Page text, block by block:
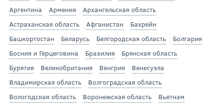
Аргентина
Армения
Архангельская область
Астраханская область
Афганистан
Бахрейн
Башкортостан
Беларусь Белгородская область
Болгария
Босния и Герцеговина
Бразилия
Брянская область
Бурятия
Великобритания Венгрия
Венесуэла
Владимирская область
Волгоградская область
Вологодская область
Воронежская область
Вьетнам